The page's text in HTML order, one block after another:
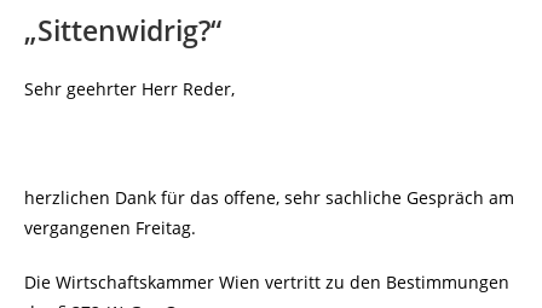
„Sittenwidrig?“
Sehr geehrter Herr Reder,
herzlichen Dank für das offene, sehr sachliche Gespräch am
vergangenen Freitag.
Die Wirtschaftskammer Wien vertritt zu den Bestimmungen